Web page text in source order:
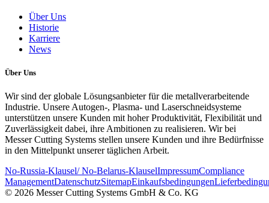
Über Uns
Historie
Karriere
News
Über Uns
Wir sind der globale Lösungsanbieter für die metallverarbeitende
Industrie. Unsere Autogen-, Plasma- und Laserschneidsysteme
unterstützen unsere Kunden mit hoher Produktivität, Flexibilität und
Zuverlässigkeit dabei, ihre Ambitionen zu realisieren. Wir bei
Messer Cutting Systems stellen unsere Kunden und ihre Bedürfnisse
in den Mittelpunkt unserer täglichen Arbeit.
No-Russia-Klausel/ No-Belarus-KlauselImpressumCompliance
ManagementDatenschutzSitemapEinkaufsbedingungen
© 2026 Messer Cutting Systems GmbH & Co. KG